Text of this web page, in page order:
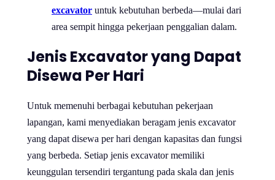
excavator untuk kebutuhan berbeda—mulai dari
area sempit hingga pekerjaan penggalian dalam.
Jenis Excavator yang Dapat
Disewa Per Hari
Untuk memenuhi berbagai kebutuhan pekerjaan
lapangan, kami menyediakan beragam jenis excavator
yang dapat disewa per hari dengan kapasitas dan fungsi
yang berbeda. Setiap jenis excavator memiliki
keunggulan tersendiri tergantung pada skala dan jenis